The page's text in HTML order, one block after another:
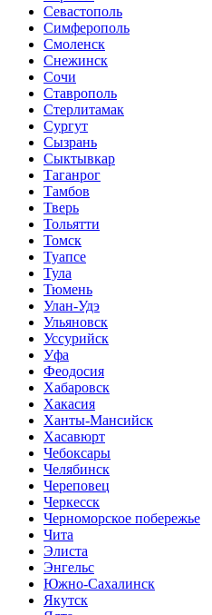
Севастополь
Симферополь
Смоленск
Снежинск
Сочи
Ставрополь
Стерлитамак
Сургут
Сызрань
Сыктывкар
Таганрог
Тамбов
Тверь
Тольятти
Томск
Туапсе
Тула
Тюмень
Улан-Удэ
Ульяновск
Уссурийск
Уфа
Феодосия
Хабаровск
Хакасия
Ханты-Мансийск
Хасавюрт
Чебоксары
Челябинск
Череповец
Черкесск
Черноморское побережье
Чита
Элиста
Энгельс
Южно-Сахалинск
Якутск